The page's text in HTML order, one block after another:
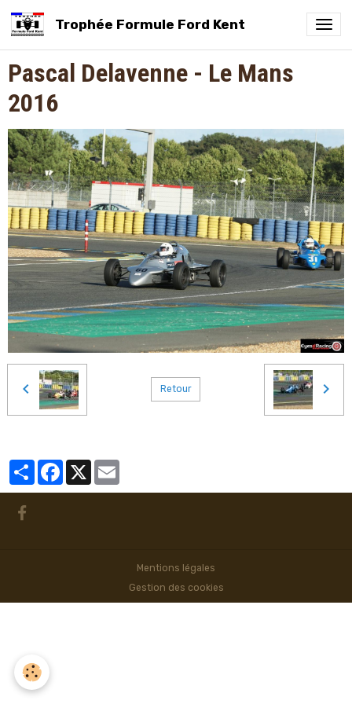
Trophée Formule Ford Kent
Pascal Delavenne - Le Mans
2016
Retour
PartagerFacebook
Mentions légales
Gestion des cookies